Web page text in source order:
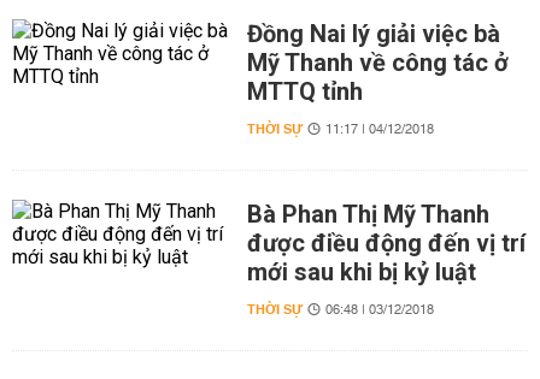
Đồng Nai lý giải việc bà
Mỹ Thanh về công tác ở
MTTQ tỉnh
THỜI SỰ 11:17 | 04/12/2018
Bà Phan Thị Mỹ Thanh
được điều động đến vị trí
mới sau khi bị kỷ luật
THỜI SỰ 06:48 | 03/12/2018